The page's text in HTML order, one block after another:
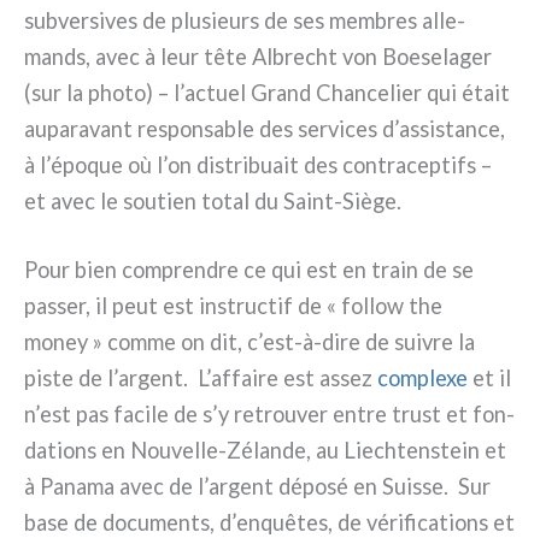
sub­ver­si­ves de plu­sieurs de ses mem­bres alle­
mands, avec à leur tête Albrecht von Boeselager
(sur la pho­to) – l’actuel Grand Chancelier qui était
aupa­ra­vant respon­sa­ble des ser­vi­ces d’assistance,
à l’époque où l’on distri­buait des con­tra­cep­tifs –
et avec le sou­tien total du Saint-Siège.
Pour bien com­pren­dre ce qui est en train de se
pas­ser, il peut est instruc­tif de « fol­low the
money » com­me on dit, c’est-à-dire de sui­vre la
piste de l’argent. L’affaire est assez com­ple­xe et il
n’est pas faci­le de s’y retrou­ver entre tru­st et fon­
da­tions en Nouvelle-Zélande, au Liechtenstein et
à Panama avec de l’argent dépo­sé en Suisse. Sur
base de docu­men­ts, d’enquêtes, de véri­fi­ca­tions et